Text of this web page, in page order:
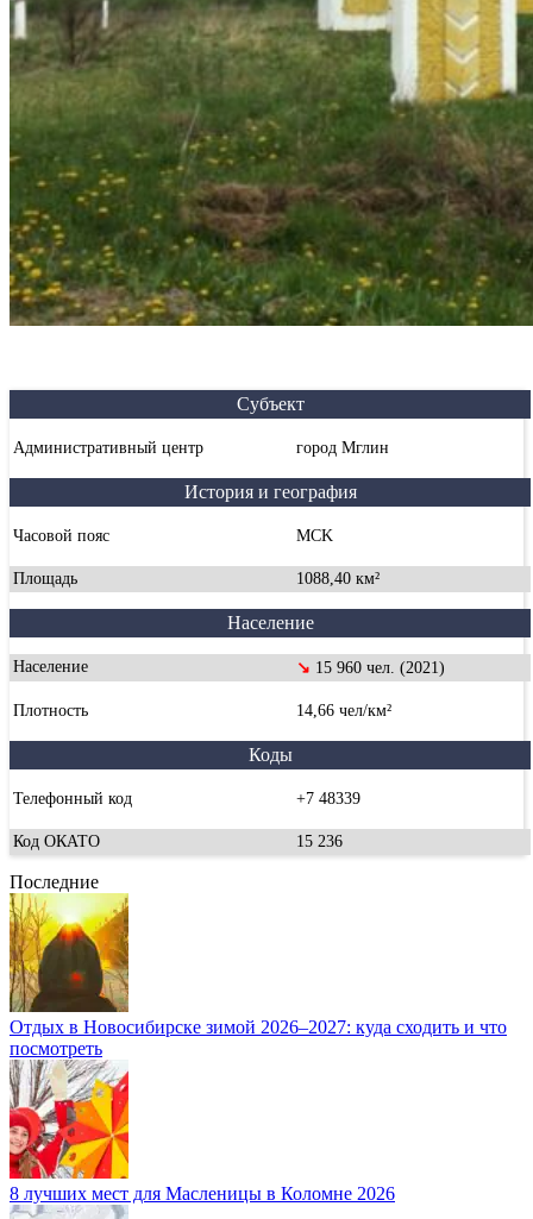
Субъект
Административный центр город Мглин
История и география
Часовой пояс MCK
Площадь 1088,40 км²
Население
Население ↘ 15 960 чел. (2021)
Плотность 14,66 чел/км²
Коды
Телефонный код +7 48339
Код ОКАТО 15 236
Последние
Отдых в Новосибирске зимой 2026–2027: куда сходить и что
посмотреть
8 лучших мест для Масленицы в Коломне 2026